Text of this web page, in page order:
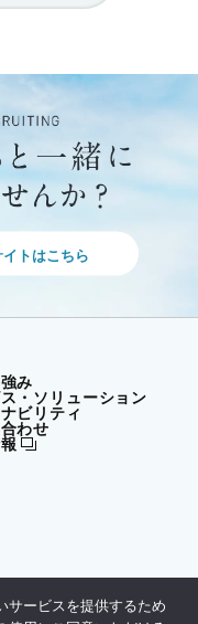
トはこちら
み
・ソリューション
ビリティ
わせ
サービスを提供するため